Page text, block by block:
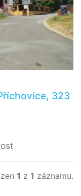
323
1 z 1 záznamu.